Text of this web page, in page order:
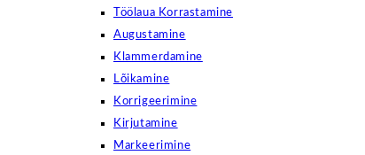
Töölaua Korrastamine
Augustamine
Klammerdamine
Lõikamine
Korrigeerimine
Kirjutamine
Markeerimine